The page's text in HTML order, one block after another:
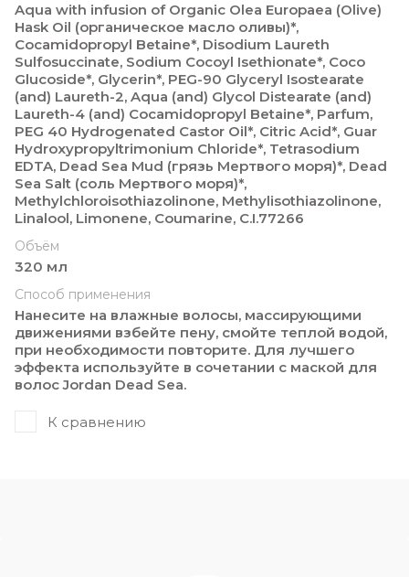
Aqua with infusion of Organic Olea Europaea (Olive)
Hask Oil (органическое масло оливы)*,
Cocamidopropyl Betaine*, Disodium Laureth
Sulfosuccinate, Sodium Cocoyl Isethionate*, Coco
Glucoside*, Glycerin*, PEG-90 Glyceryl Isostearate
(and) Laureth-2, Aqua (and) Glycol Distearate (and)
Laureth-4 (and) Cocamidopropyl Betaine*, Parfum,
PEG 40 Hydrogenated Castor Oil*, Citric Acid*, Guar
Hydroxypropyltrimonium Chloride*, Tetrasodium
EDTA, Dead Sea Mud (грязь Мертвого моря)*, Dead
Sea Salt (соль Мертвого моря)*,
Methylchloroisothiazolinone, Methylisothiazolinone,
Linalool, Limonene, Coumarine, C.I.77266
Объём
320 мл
Способ применения
Нанесите на влажные волосы, массирующими
движениями взбейте пену, смойте теплой водой,
при необходимости повторите. Для лучшего
эффекта используйте в сочетании с маской для
волос Jordan Dead Sea.
К сравнению